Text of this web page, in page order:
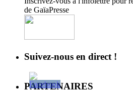
de GaïaPresse
Suivez-nous en direct !
PARTENAIRES